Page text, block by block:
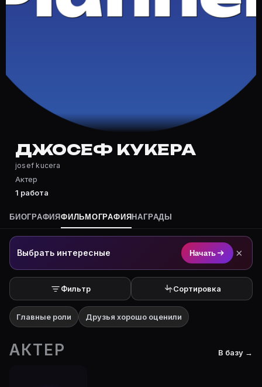
Частые вопросы о Джосеф Кукера
Полный список — на Movie Planner: https://movie-
Кто такой(ая) Джосеф Кукера?
Джосеф Кукера — Актер. Биография и роли на
Где открыть фильмографию Джосеф Кукера?
На Movie Planner: https://movie-planner.ru/s/
ДЖОСЕФ КУКЕРА
josef kucera
Актер
1 работа
БИОГРАФИЯФИЛЬМОГРАФИЯ НАГРАДЫ
Выбрать интересные Начать ×
Фильтр Сортировка
Главные роли Друзья хорошо оценили
АКТЕР В базу →